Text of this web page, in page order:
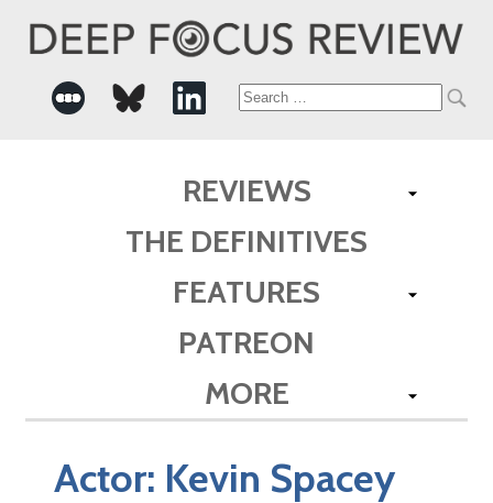
Search
REVIEWS
THE DEFINITIVES
FEATURES
PATREON
MORE
Actor: Kevin Spacey